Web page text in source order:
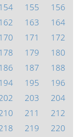
154 155
156
162 163
164
170 171
172
178 179
180
186 187
188
194 195
196
203
204
211
212
219
220